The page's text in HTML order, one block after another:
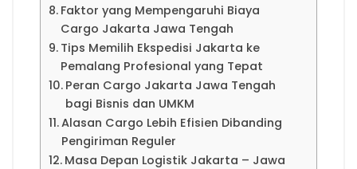
Faktor yang Mempengaruhi Biaya
Cargo Jakarta Jawa Tengah
Tips Memilih Ekspedisi Jakarta ke
Pemalang Profesional yang Tepat
Peran Cargo Jakarta Jawa Tengah
bagi Bisnis dan UMKM
Alasan Cargo Lebih Efisien Dibanding
Pengiriman Reguler
Masa Depan Logistik Jakarta – Jawa